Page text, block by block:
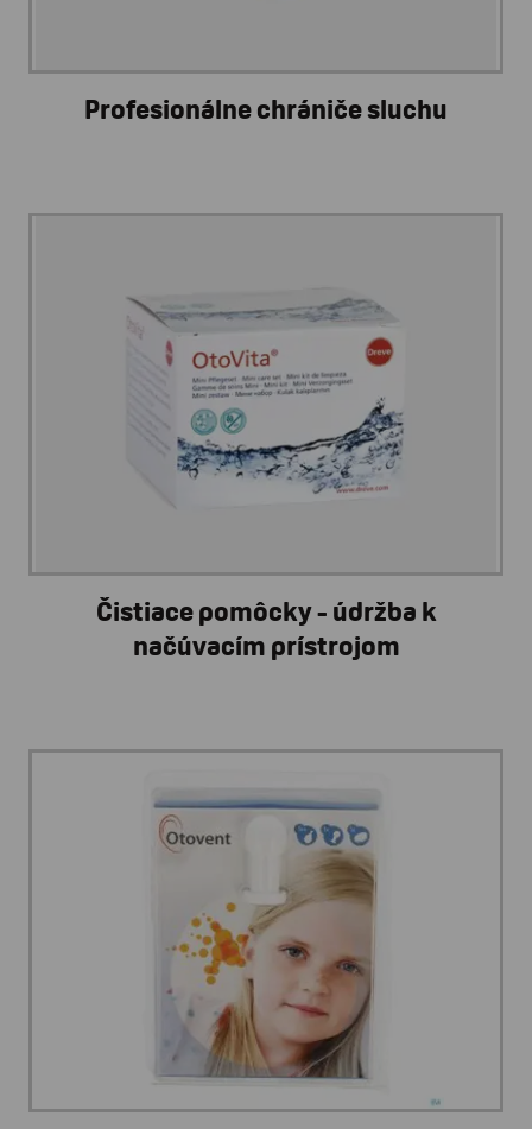
Profesionálne chrániče sluchu
Čistiace pomôcky - údržba k
načúvacím prístrojom